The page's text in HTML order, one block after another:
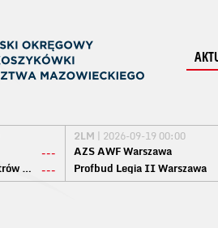
---
Sokół Grupa Avista Ostrów Maz. ---
2LM | 2026-09-19 00:00
AZS AWF Warszawa
Profbud Legia II Warszawa